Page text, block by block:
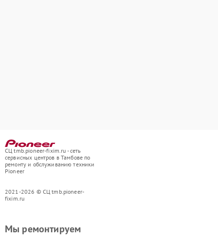
СЦ tmb.pioneer-fixim.ru - сеть
сервисных центров в Тамбове по
ремонту и обслуживанию техники
Pioneer
2021-2026 © СЦ tmb.pioneer-
fixim.ru
Мы ремонтируем